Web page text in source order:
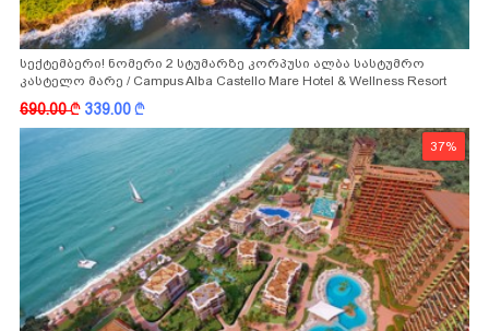
სექტემბერი! ნომერი 2 სტუმარზე კორპუსი ალბა სასტუმრო
კასტელო მარე / Campus Alba Castello Mare Hotel & Wellness Resort
690.00k 339.00k
37%